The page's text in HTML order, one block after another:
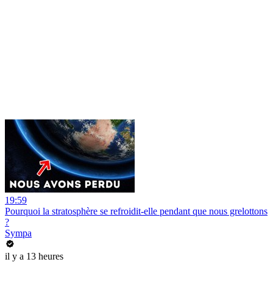
19:59
Pourquoi la stratosphère se refroidit-elle pendant que nous grelottons
?
Sympa
il y a 13 heures